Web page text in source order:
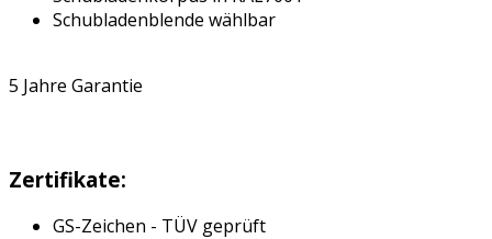
Schubladenblende wählbar
5 Jahre Garantie
Zertifikate:
GS-Zeichen - TÜV geprüft